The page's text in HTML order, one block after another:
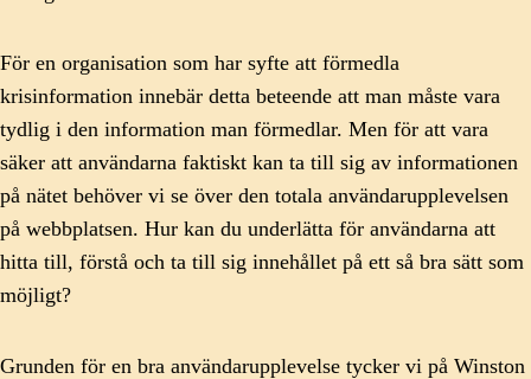
För en organisation som har syfte att förmedla
krisinformation innebär detta beteende att man måste vara
tydlig i den information man förmedlar. Men för att vara
säker att användarna faktiskt kan ta till sig av informationen
på nätet behöver vi se över den totala användarupplevelsen
på webbplatsen. Hur kan du underlätta för användarna att
hitta till, förstå och ta till sig innehållet på ett så bra sätt som
möjligt?
Grunden för en bra användarupplevelse tycker vi på Winston